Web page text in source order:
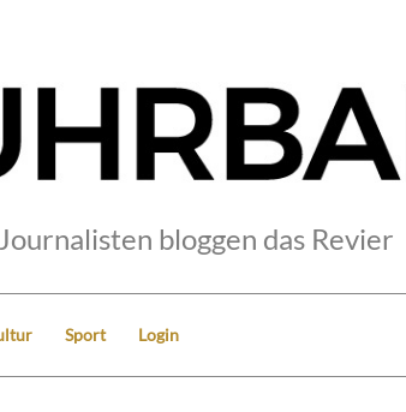
Journalisten bloggen das Revier
Sport Login